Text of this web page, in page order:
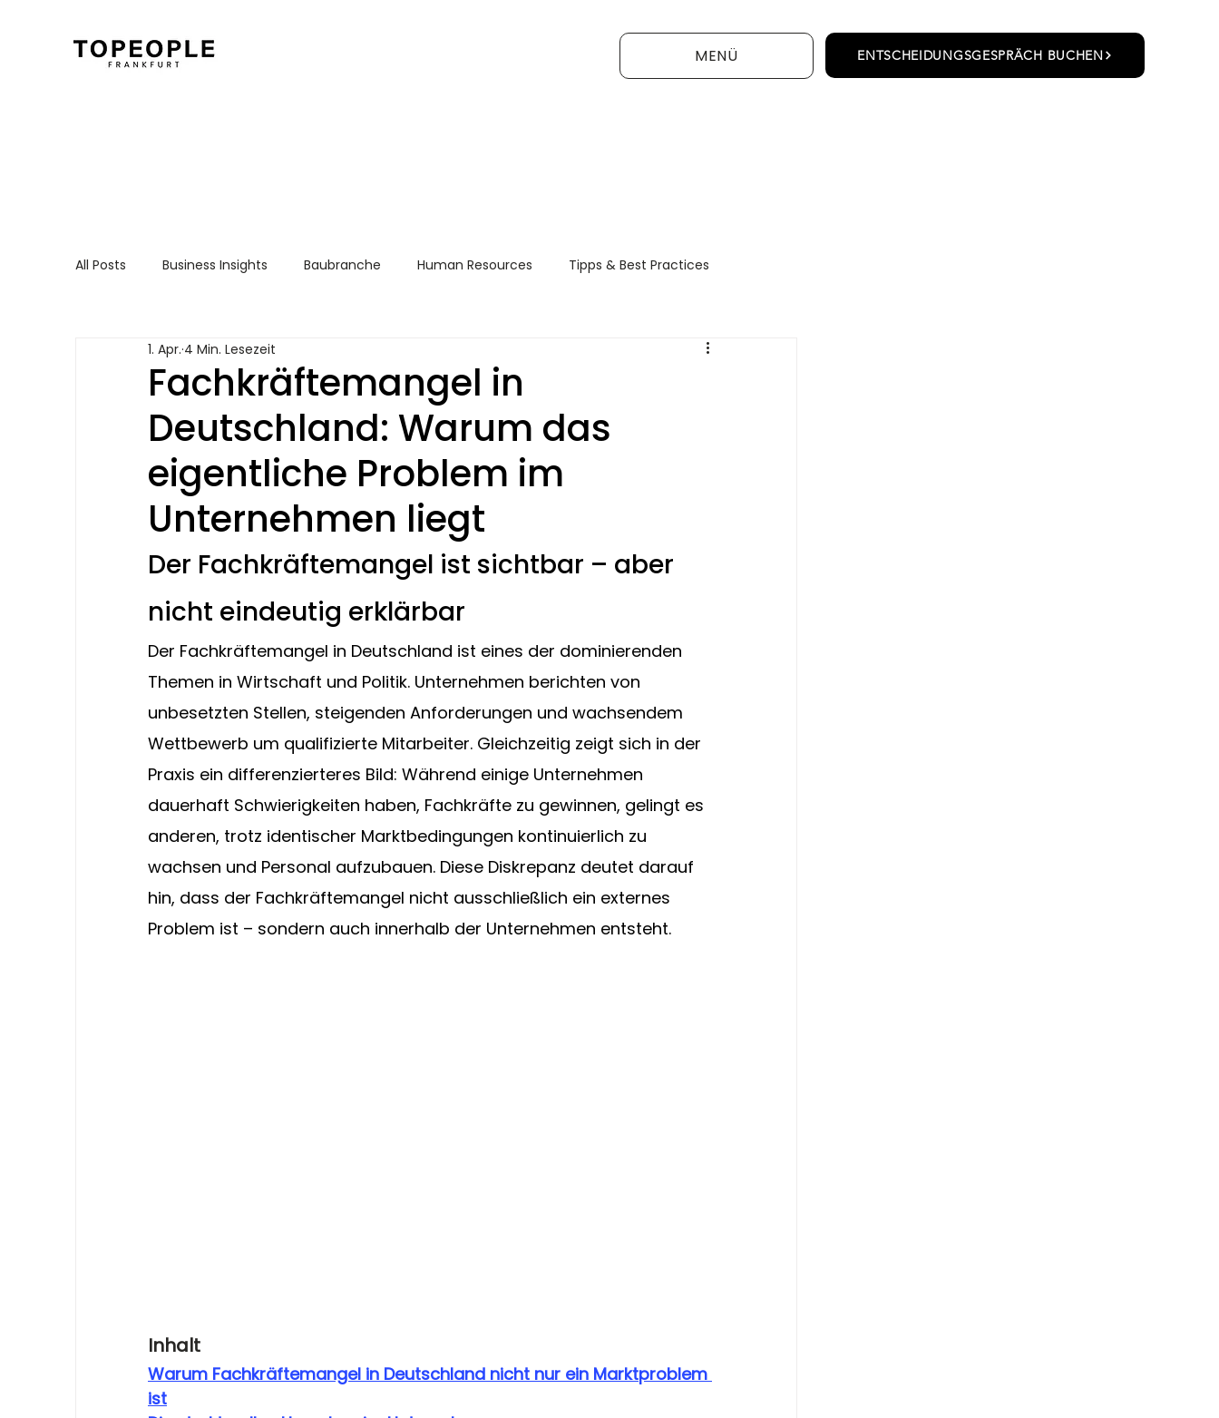
MENÜ ENTSCHEIDUNGSGESPRÄCH BUCHEN
All Posts Business Insights Baubranche Human Resources Tipps & Best Practices
Fachkräftemangel in
Deutschland: Warum das
eigentliche Problem im
Unternehmen liegt
1. Apr. 4 Min. Lesezeit
Der Fachkräftemangel ist sichtbar – aber
nicht eindeutig erklärbar
Der Fachkräftemangel in Deutschland ist eines der dominierenden
Themen in Wirtschaft und Politik. Unternehmen berichten von
unbesetzten Stellen, steigenden Anforderungen und wachsendem
Wettbewerb um qualifizierte Mitarbeiter. Gleichzeitig zeigt sich in der
Praxis ein differenzierteres Bild: Während einige Unternehmen
dauerhaft Schwierigkeiten haben, Fachkräfte zu gewinnen, gelingt es
anderen, trotz identischer Marktbedingungen kontinuierlich zu
wachsen und Personal aufzubauen. Diese Diskrepanz deutet darauf
hin, dass der Fachkräftemangel nicht ausschließlich ein externes
Problem ist – sondern auch innerhalb der Unternehmen entsteht.
Inhalt
Warum Fachkräftemangel in Deutschland nicht nur ein Marktproblem
ist